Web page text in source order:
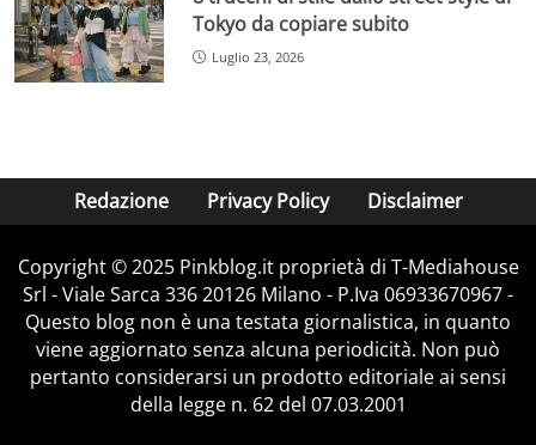
Tokyo da copiare subito
Luglio 23, 2026
Redazione Privacy Policy Disclaimer
Copyright © 2025 Pinkblog.it proprietà di T-Mediahouse
Srl - Viale Sarca 336 20126 Milano - P.Iva 06933670967 -
Questo blog non è una testata giornalistica, in quanto
viene aggiornato senza alcuna periodicità. Non può
pertanto considerarsi un prodotto editoriale ai sensi
della legge n. 62 del 07.03.2001